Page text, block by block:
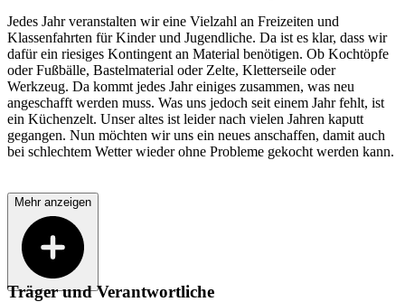
Jedes Jahr veranstalten wir eine Vielzahl an Freizeiten und
Klassenfahrten für Kinder und Jugendliche. Da ist es klar, dass wir
dafür ein riesiges Kontingent an Material benötigen. Ob Kochtöpfe
oder Fußbälle, Bastelmaterial oder Zelte, Kletterseile oder
Werkzeug. Da kommt jedes Jahr einiges zusammen, was neu
angeschafft werden muss. Was uns jedoch seit einem Jahr fehlt, ist
ein Küchenzelt. Unser altes ist leider nach vielen Jahren kaputt
gegangen. Nun möchten wir uns ein neues anschaffen, damit auch
bei schlechtem Wetter wieder ohne Probleme gekocht werden kann.
Mehr anzeigen
Träger und Verantwortliche